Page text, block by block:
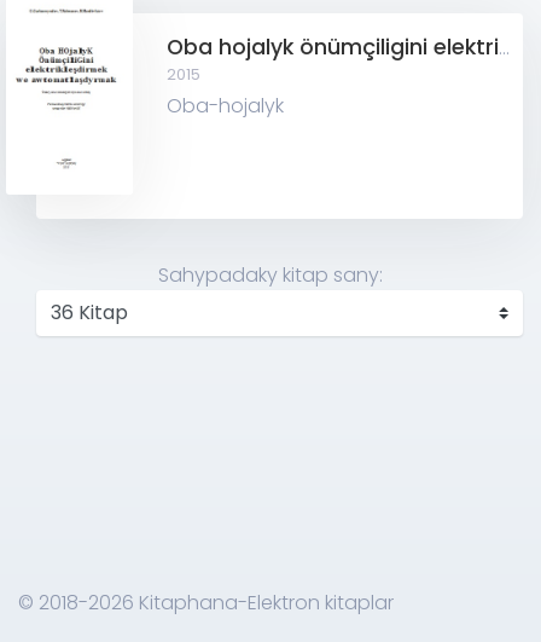
Oba hojalyk önümçiligini elektrikleşdirmek we awtomatlaşdyrmak
2015
Oba-hojalyk
Sahypadaky kitap sany:
© 2018-2026 Kitaphana-Elektron kitaplar